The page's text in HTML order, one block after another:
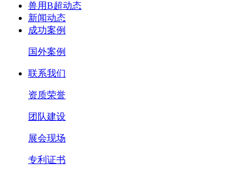
兽用B超动态
新闻动态
成功案例
国外案例
联系我们
资质荣誉
团队建设
展会现场
专利证书